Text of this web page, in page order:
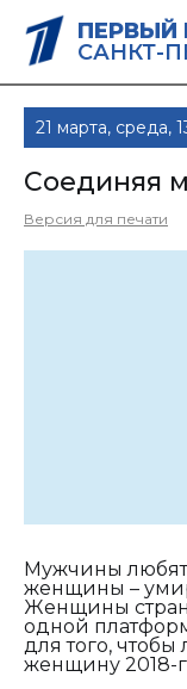
ПЕРВЫЙ
САНКТ-
21 марта, среда,
Соединяя
Версия для печати
Мужчины любят
женщины –
Женщины
одной
для того,
женщину 2018-